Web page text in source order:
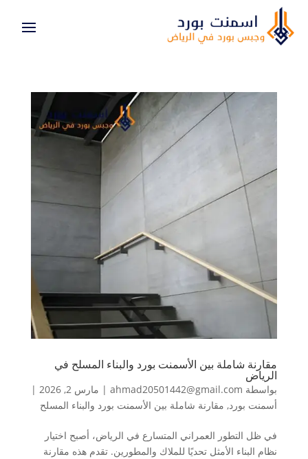
مقارنة شاملة بين الأسمنت بورد والبناء المسلح في
الرياض
بواسطة ahmad20501442@gmail.com
| مارس 2, 2026
|
أسمنت بورد, مقارنة شاملة بين الأسمنت بورد والبناء المسلح
في ظل التطور العمراني المتسارع في الرياض، أصبح اختيار
نظام البناء الأمثل تحديًا للملاك والمطورين. تقدم هذه مقارنة